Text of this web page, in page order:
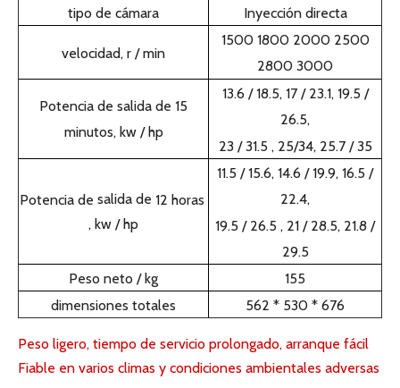
dimensiones totales
437 * 530 * 671
Tamaño pequeño, bajo consumo de combustible
Fiable en varios climas y malas condiciones ambientales.
Consigue una cotización
modelo
F2L511
tipo de cámara
Inyección directa
1500 1800 2000 2500
2800 3000
Potencia de salida de 15
minutos, kw / hp
13.6 / 18.5, 17 / 23.1, 19.5 /
23 / 31.5,25/34, 25.7 / 35
11.5 / 15.6, 14.6 / 19.9, 16.5 /